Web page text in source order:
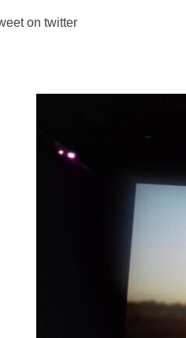
on twitter